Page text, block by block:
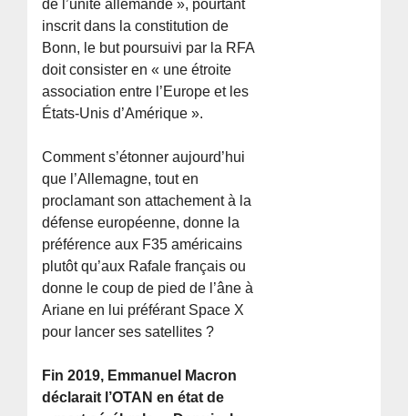
de l’unité allemande », pourtant
inscrit dans la constitution de
Bonn, le but poursuivi par la RFA
doit consister en « une étroite
association entre l’Europe et les
États-Unis d’Amérique ».
Comment s’étonner aujourd’hui
que l’Allemagne, tout en
proclamant son attachement à la
défense européenne, donne la
préférence aux F35 américains
plutôt qu’aux Rafale français ou
donne le coup de pied de l’âne à
Ariane en lui préférant Space X
pour lancer ses satellites ?
Fin 2019, Emmanuel Macron
déclarait l’OTAN en état de